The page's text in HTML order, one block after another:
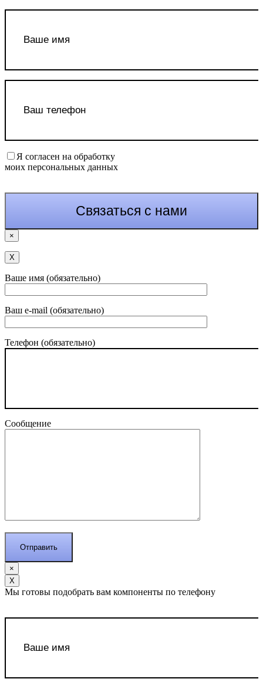
Я согласен на обработку
моих персональных данных
×
Х
Ваше имя (обязательно)
Ваш e-mail (обязательно)
Телефон (обязательно)
Сообщение
×
Х
Мы готовы подобрать вам компоненты по телефону